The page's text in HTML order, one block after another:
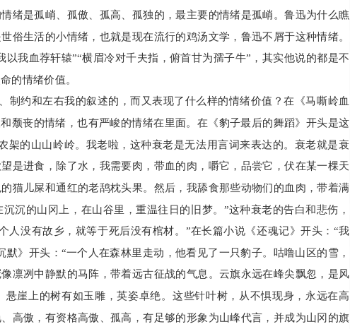
绪是孤峭、孤傲、孤高、孤独的，最主要的情绪是孤峭。鲁迅为什么瞧
俗生活的小情绪，也就是现在流行的鸡汤文学，鲁迅不屑于这种情绪。
我血荐轩辕”“横眉冷对千夫指，俯首甘为孺子牛”，其实他说的都是不
的情绪价值。
制约和左右我的叙述的，而又表现了什么样的情绪价值？在《马嘶岭血
颓丧的情绪，也有严峻的情绪在里面。在《豹子最后的舞蹈》开头是这
架的山山岭岭。我老啦，这种衰老是无法用言词来表达的。衰老就是衰
是进食，除了水，我需要肉，带血的肉，嚼它，品尝它，伏在某一棵天
猫儿屎和通红的老鸹枕头果。然后，我舔食那些动物们的血肉，带着满
沉的山冈上，在山谷里，重温往日的旧梦。”这种衰老的告白和悲伤，
人没有故乡，就等于死后没有棺材。”在长篇小说《还魂记》开头：“我
》开头：“一个人在森林里走动，他看见了一只豹子。咕噜山区的雪，
凛冽中静默的马阵，带着远古征战的气息。云旗永远在峰尖飘忽，是风
崖上的树有如玉雕，英姿卓绝。这些针叶树，从不惧现身，永远在高
高傲，有资格高傲、孤高，有足够的形象为山峰代言，并成为山冈的旗